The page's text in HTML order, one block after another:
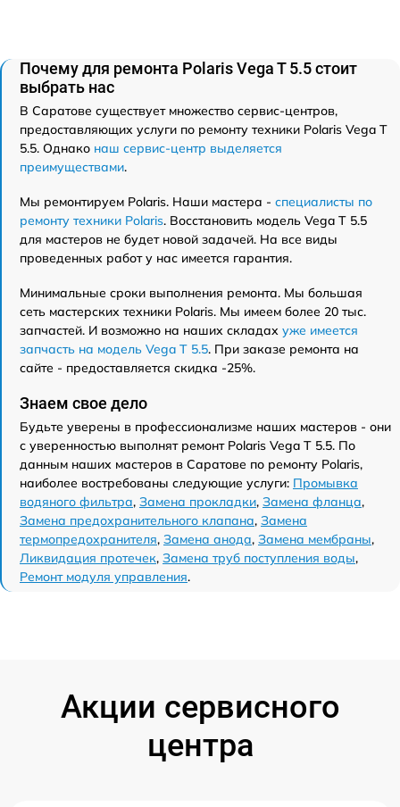
Почему для ремонта Polaris Vega T 5.5 стоит
выбрать нас
В Саратове существует множество сервис-центров,
предоставляющих услуги по ремонту техники Polaris Vega T
5.5. Однако наш сервис-центр выделяется
преимуществами.
Мы ремонтируем Polaris. Наши мастера - специалисты по
ремонту техники Polaris. Восстановить модель Vega T 5.5
для мастеров не будет новой задачей. На все виды
проведенных работ у нас имеется гарантия.
Минимальные сроки выполнения ремонта. Мы большая
сеть мастерских техники Polaris. Мы имеем более 20 тыс.
запчастей. И возможно на наших складах уже имеется
запчасть на модель Vega T 5.5. При заказе ремонта на
сайте - предоставляется скидка -25%.
Знаем свое дело
Будьте уверены в профессионализме наших мастеров - они
с уверенностью выполнят ремонт Polaris Vega T 5.5. По
данным наших мастеров в Саратове по ремонту Polaris,
наиболее востребованы следующие услуги: Промывка
водяного фильтра, Замена прокладки, Замена фланца,
Замена предохранительного клапана, Замена
термопредохранителя, Замена анода, Замена мембраны,
Ликвидация протечек, Замена труб поступления воды,
Ремонт модуля управления.
Акции сервисного
центра